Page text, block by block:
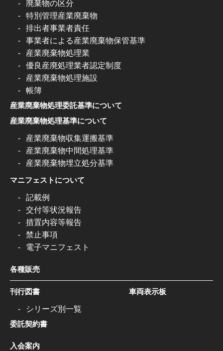
廃棄物の区分
特別管理産業廃棄物
排出者事業者責任
事業者による産業廃棄物保管基準
産業廃棄物処理業
優良産廃処理業者認定制度
産業廃棄物処理施設
帳簿
産業廃棄物処理委託基準について
産業廃棄物処理基準について
産業廃棄物収集運搬基準
産業廃棄物中間処理基準
産業廃棄物埋立処分基準
マニフェストについて
記載例
交付等状況報告
措置内容等報告
禁止事項
電子マニフェスト
各種販売
刊行図書
シリーズ別一覧
委託契約書
車両表示板
入会案内